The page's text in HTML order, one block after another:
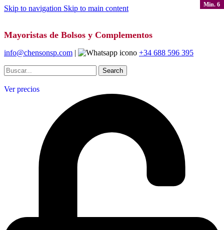
Skip to navigation Skip to main content
Mayoristas de Bolsos y Complementos
info@chensonsp.com | +34 688 596 395
Search
Ver precios
Min. 6
Min. 6
Min. 6